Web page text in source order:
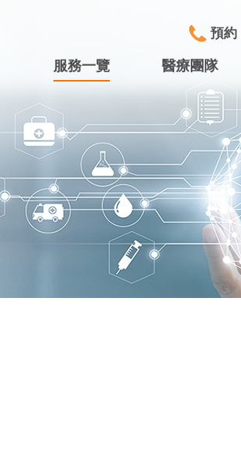
預約
服務一覽
內窺鏡
中小型手術
放射診斷
體檢服務
醫療團隊